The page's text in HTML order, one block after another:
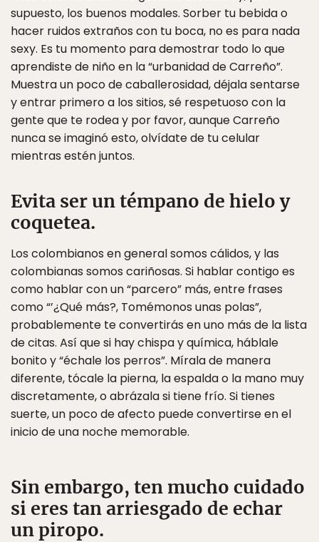
supuesto, los buenos modales. Sorber tu bebida o
hacer ruidos extraños con tu boca, no es para nada
sexy. Es tu momento para demostrar todo lo que
aprendiste de niño en la “urbanidad de Carreño”.
Muestra un poco de caballerosidad, déjala sentarse
y entrar primero a los sitios, sé respetuoso con la
gente que te rodea y por favor, aunque Carreño
nunca se imaginó esto, olvídate de tu celular
mientras estén juntos.
Evita ser un témpano de hielo y
coquetea.
Los colombianos en general somos cálidos, y las
colombianas somos cariñosas. Si hablar contigo es
como hablar con un “parcero” más, entre frases
como “’¿Qué más?, Tomémonos unas polas”,
probablemente te convertirás en uno más de la lista
de citas. Así que si hay chispa y química, háblale
bonito y “échale los perros”. Mírala de manera
diferente, tócale la pierna, la espalda o la mano muy
discretamente, o abrázala si tiene frío. Si tienes
suerte, un poco de afecto puede convertirse en el
inicio de una noche memorable.
Sin embargo, ten mucho cuidado
si eres tan arriesgado de echar
un piropo.